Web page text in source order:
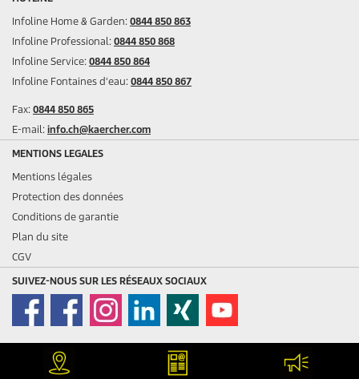
Infoline Home & Garden: 0844 850 863
Infoline Professional: 0844 850 868
Infoline Service: 0844 850 864
Infoline Fontaines d'eau: 0844 850 867
Fax: 0844 850 865
E-mail: info.ch@kaercher.com
MENTIONS LEGALES
Mentions légales
Protection des données
Conditions de garantie
Plan du site
CGV
SUIVEZ-NOUS SUR LES RÉSEAUX SOCIAUX